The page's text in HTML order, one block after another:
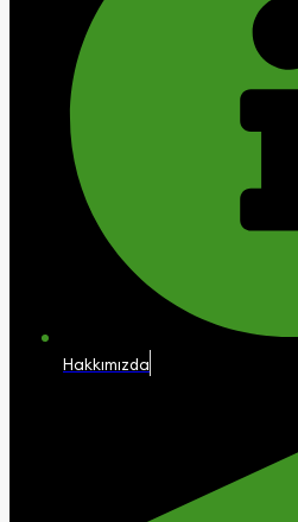
Hakkımızda